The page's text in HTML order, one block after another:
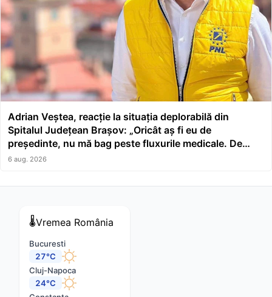
Adrian Veștea, reacție la situația deplorabilă din
Spitalul Județean Brașov: „Oricât aș fi eu de
președinte, nu mă bag peste fluxurile medicale. De
asta a făcut școală managerul”
6 aug. 2026
🌡️Vremea România
Bucuresti
27°C
Cluj-Napoca
24°C